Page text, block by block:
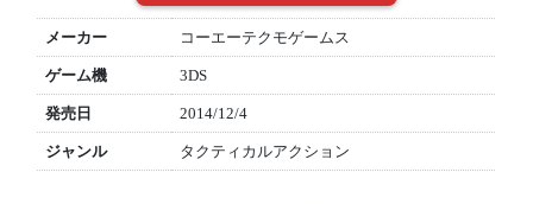
メーカー コーエーテクモゲームス
ゲーム機 3DS
発売日 2014/12/4
ジャンル タクティカルアクション